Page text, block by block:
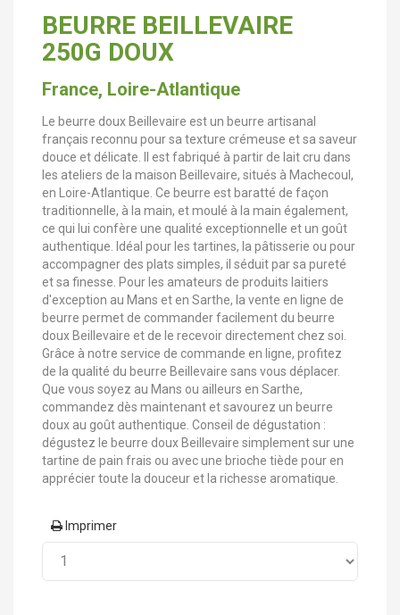
BEURRE BEILLEVAIRE
250G DOUX
France, Loire-Atlantique
Le beurre doux Beillevaire est un beurre artisanal
français reconnu pour sa texture crémeuse et sa saveur
douce et délicate. Il est fabriqué à partir de lait cru dans
les ateliers de la maison Beillevaire, situés à Machecoul,
en Loire-Atlantique. Ce beurre est baratté de façon
traditionnelle, à la main, et moulé à la main également,
ce qui lui confère une qualité exceptionnelle et un goût
authentique. Idéal pour les tartines, la pâtisserie ou pour
accompagner des plats simples, il séduit par sa pureté
et sa finesse. Pour les amateurs de produits laitiers
d'exception au Mans et en Sarthe, la vente en ligne de
beurre permet de commander facilement du beurre
doux Beillevaire et de le recevoir directement chez soi.
Grâce à notre service de commande en ligne, profitez
de la qualité du beurre Beillevaire sans vous déplacer.
Que vous soyez au Mans ou ailleurs en Sarthe,
commandez dès maintenant et savourez un beurre
doux au goût authentique. Conseil de dégustation :
dégustez le beurre doux Beillevaire simplement sur une
tartine de pain frais ou avec une brioche tiède pour en
apprécier toute la douceur et la richesse aromatique.
Imprimer